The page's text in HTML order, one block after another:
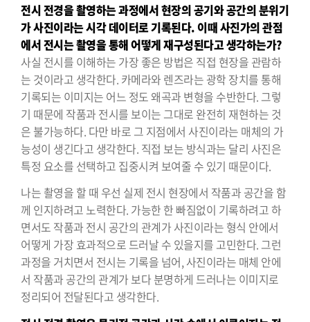
전시 전경을 촬영하는 과정에서 현장의 공기와 공간의 분위기
가사진이라는 시각 데이터로 기록된다. 이때 사진가의 관점
에서 전시는촬영을 통해 어떻게 재구성된다고 생각하는가?
사실 전시를 이해하는 가장 좋은 방법은 직접 현장을 관람하
는 것이라고 생각한다. 카메라와 렌즈라는 광학 장치를 통해
기록되는 이미지는 어느 정도 왜곡과 변형을 수반한다. 그렇
기 때문에 작품과 전시를 보이는 그대로 완전히 재현하는 것
은 불가능하다. 다만 바로 그 지점에서 사진이라는 매체의 가
능성이 생긴다고 생각한다. 직접 보는 방식과는 달리 사진은
특정 요소를 선택하고 집중시켜 보여줄 수 있기 때문이다.
나는 촬영을 할 때 우선 실제 전시 현장에서 작품과 공간을 함
께 인지하려고 노력한다. 가능한 한 빠짐없이 기록하려고 하
면서도 작품과 전시 공간의 관계가 사진이라는 형식 안에서
어떻게 가장 효과적으로 드러날 수 있을지를 고민한다. 그런
과정을 거치면서 전시는 기록을 넘어, 사진이라는 매체 안에
서 작품과 공간의 관계가 보다 분명하게 드러나는 이미지로
정리되어 전달된다고 생각한다.